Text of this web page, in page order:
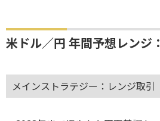
米ドル／円 年間予想レンジ
メインストラテジー：レンジ取引